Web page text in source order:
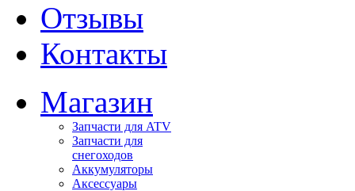
Отзывы
Контакты
Магазин
Запчасти для ATV
Запчасти для
снегоходов
Аккумуляторы
Аксессуары